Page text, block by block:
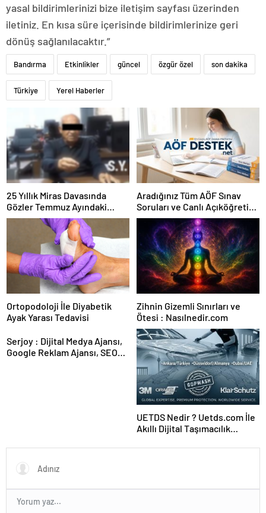
yasal bildirimlerinizi bize iletişim sayfası üzerinden
iletiniz. En kısa süre içerisinde bildirimlerinize geri
dönüş sağlanılacaktır.”
Bandırma Etkinlikler güncel özgür özel son dakika
Türkiye Yerel Haberler
25 Yıllık Miras Davasında
Gözler Temmuz Ayındaki
Karar Duruşmasına Çevrildi
Aradığınız Tüm AÖF Sınav
Soruları ve Canlı Açıköğretim
Forumu Burada
Ortopodoloji İle Diyabetik
Ayak Yarası Tedavisi
Zihnin Gizemli Sınırları ve
Ötesi : Nasılnedir.com
Serjoy : Dijital Medya Ajansı,
Google Reklam Ajansı, SEO
UETDS Nedir ? Uetds.com İle
Akıllı Dijital Taşımacılık